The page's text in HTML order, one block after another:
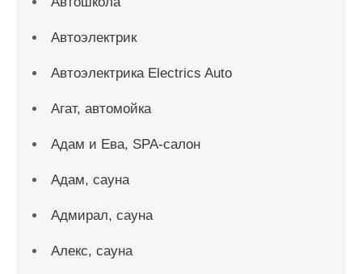
Автоэлектрик
Автоэлектрика Electrics Auto
Агат, автомойка
Адам и Ева, SPA-салон
Адам, сауна
Адмирал, сауна
Алекс, сауна